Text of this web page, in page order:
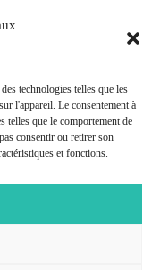
technologies telles que les
l'appareil. Le consentement à
telles que le comportement de
consentir ou retirer son
et fonctions.
caisse maladie